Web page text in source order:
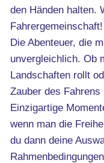
den Händen halten.
Fahrergemeinschaft!
Die Abenteuer, die
unvergleichlich. Ob
Landschaften rollt
Zauber des
Einzigartige
wenn man die
du dann deine